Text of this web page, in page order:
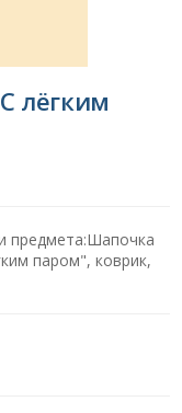
лёгким
предмета:Шапочка
паром", коврик,